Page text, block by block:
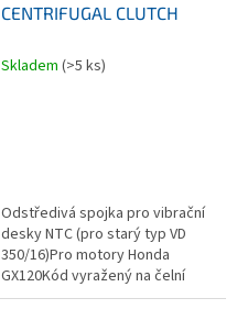
CENTRIFUGAL CLUTCH
Skladem (>5 ks)
Odstředivá spojka pro vibrační
desky NTC (pro starý typ VD
350/16)Pro motory Honda
GX120Kód vyražený na čelní
straně spojky: 080-1172